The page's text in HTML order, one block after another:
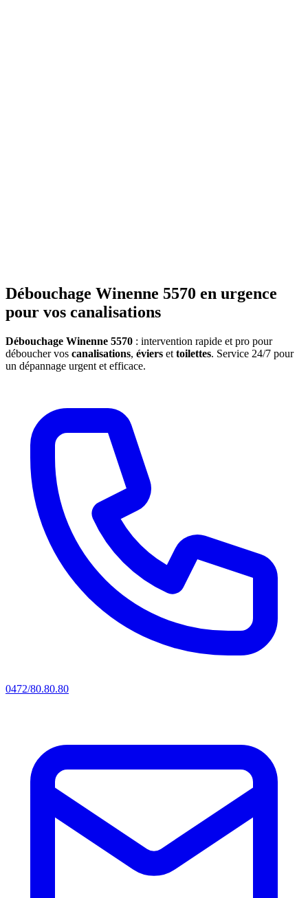
Débouchage Winenne 5570 en urgence
pour vos canalisations
Débouchage Winenne 5570 : intervention rapide et pro pour
déboucher vos canalisations, éviers et toilettes. Service 24/7 pour
un dépannage urgent et efficace.
0472/80.80.80